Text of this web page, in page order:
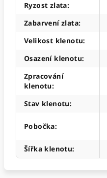
Ryzost zlata:
Zabarvení zlata:
Velikost klenotu:
Osazení klenotu:
Zpracování
klenotu:
Stav klenotu:
Pobočka:
Šířka klenotu: